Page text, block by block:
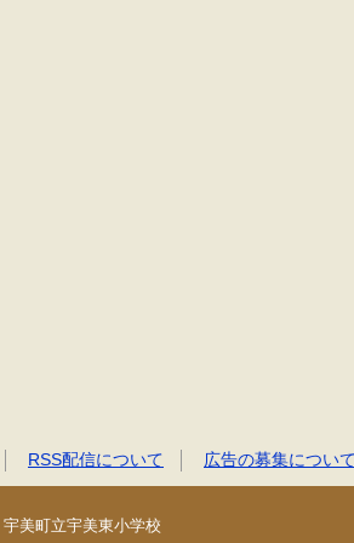
RSS配信について 広告の募集につい
宇美町立宇美東小学校